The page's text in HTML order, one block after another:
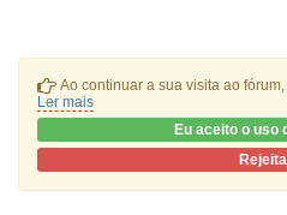
Ao continuar a sua visita ao
Ler mais
Eu aceito o uso